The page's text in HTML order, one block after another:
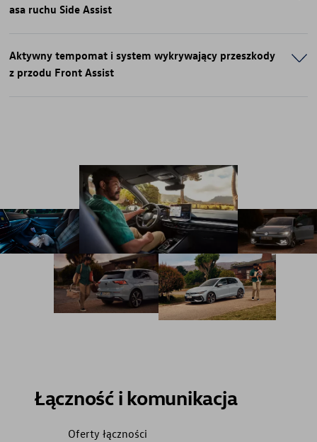
asa ruchu Side Assist
Aktywny tempomat i system wykrywający przeszkody
z przodu Front Assist
Łączność i komunikacja
Oferty łączności